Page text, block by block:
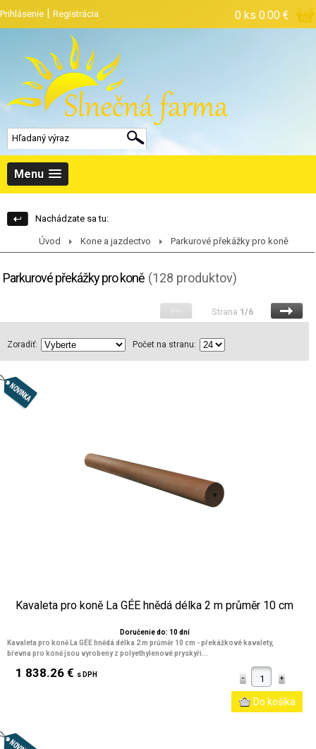
Prihlásenie | Registrácia 0 ks 0.00 €
Menu
Nachádzate sa tu:
Úvod Kone a jazdectvo Parkurové překážky pro koně
Parkurové překážky pro koně (128 produktov)
Strana 1/6
Zoradiť: Počet na stranu:
Kavaleta pro koně La GÉE hnědá délka 2 m průměr 10 cm
Doručenie do: 10 dní
Kavaleta pro koně La GÉE hnědá délka 2 m průměr 10 cm - překážkové kavalety,
břevna pro koně jsou vyrobeny z polyethylenové pryskyři...
1 838.26 € s DPH